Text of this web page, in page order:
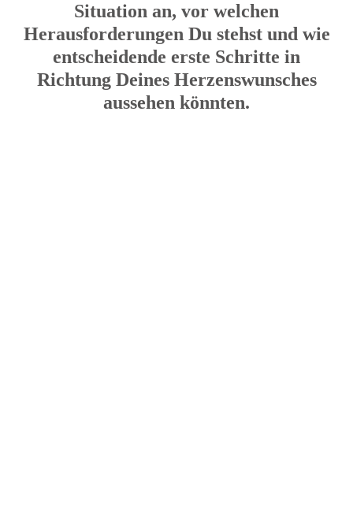
Situation an, vor welchen
Herausforderungen Du stehst und wie
entscheidende erste Schritte in
Richtung Deines Herzenswunsches
aussehen könnten.